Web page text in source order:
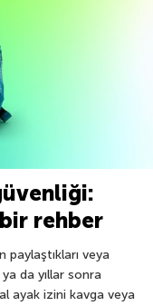
rehber
veya
da yıllar sonra
ayak izini kavga veya